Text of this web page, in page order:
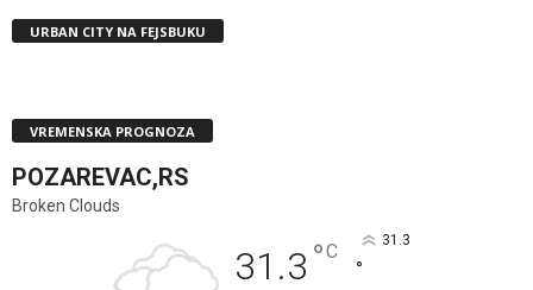
URBAN CITY NA FEJSBUKU
VREMENSKA PROGNOZA
POZAREVAC,RS
Broken Clouds
31.3 °C 31.3
°